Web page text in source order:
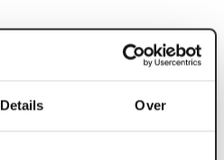
Details Over